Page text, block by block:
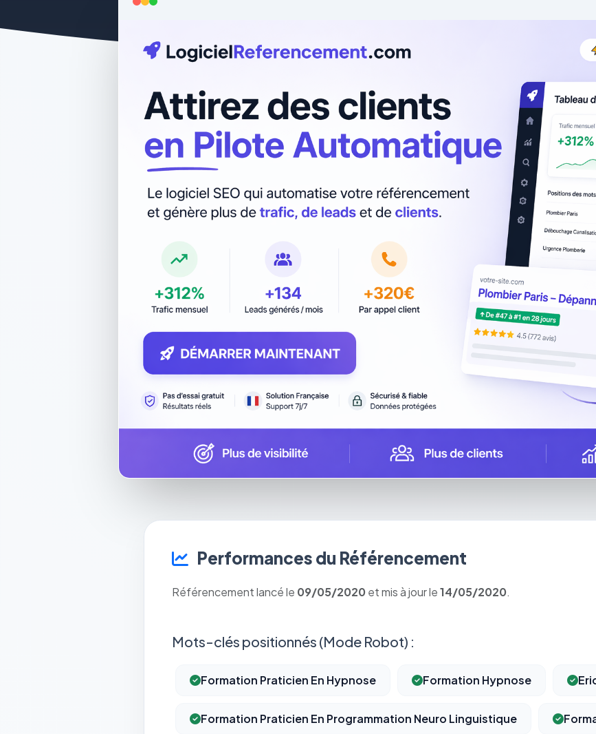
Performances du Référencement
Référencement lancé le 09/05/2020 et mis à jour le14/05/2020.
Mots-clés positionnés (Mode Robot) :
Formation Praticien En Hypnose Formation Hypnose
Formation Praticien En Programmation Neuro Linguistique